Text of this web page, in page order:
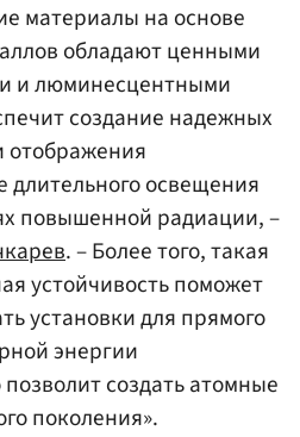
материалы на основе
обладают ценными
и люминесцентными
создание надежных
отображения
освещения
повышенной радиации, –
. – Более того, такая
устойчивость поможет
установки для прямого
энергии
создать атомные
поколения».